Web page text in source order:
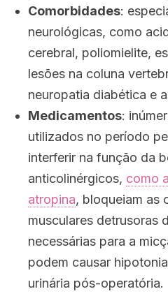
Comorbidades:
neurológicas, como
cerebral, poliomielite,
lesões na coluna
neuropatia diabética e
Medicamentos:
utilizados no período
interferir na função da
anticolinérgicos, como a
atropina, bloqueiam as
musculares detrusoras
necessárias para a
podem causar
urinária pós-operatória.